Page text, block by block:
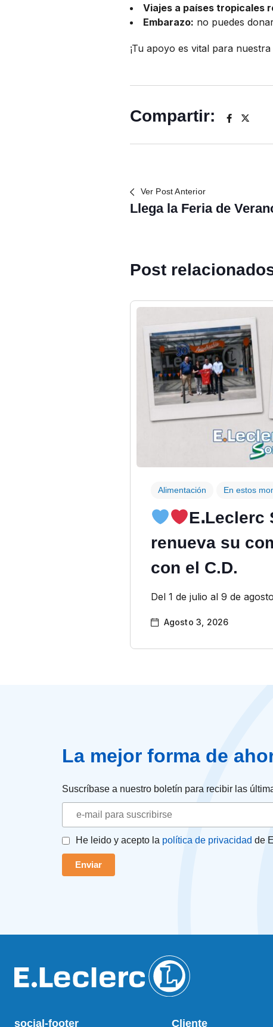
Viajes a países tropicales
Embarazo: no puedes
¡Tu apoyo es vital para
Compartir:
Ver Post Anterior
Llega la Feria de
Post
Alimentación En estos
EꓸLeclerc
renueva su
con el C.D.
Del 1 de julio al 9 de
Agosto 3, 2026
La mejor forma de
Suscríbase a nuestro boletín para recibir las
He leido y acepto la política de privacidad de
social-footer Cliente